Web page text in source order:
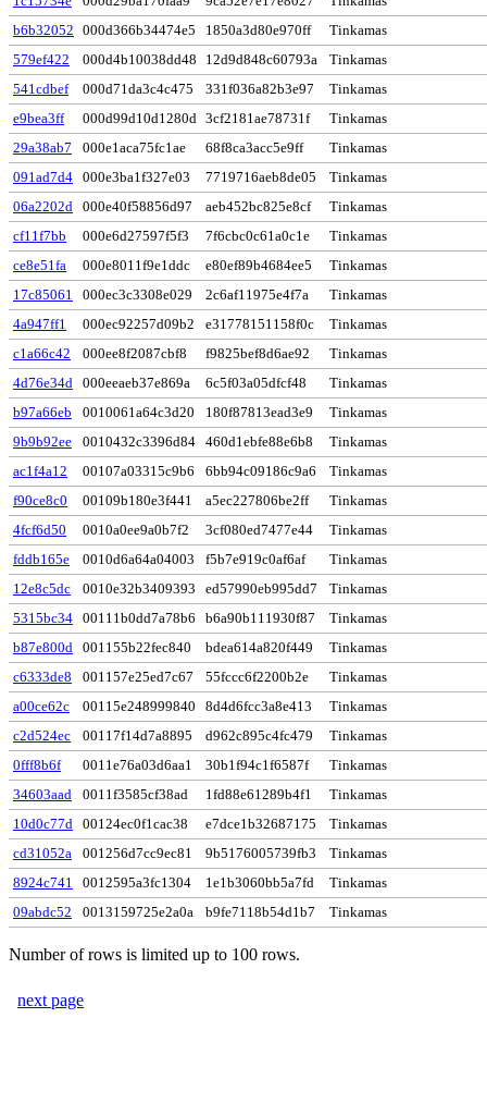
b6b32052 000d366b34474e5 1850a3d80e970ff
Tinkamas
579ef422
000d4b10038dd48 12d9d848c60793a
Tinkamas
541cdbef
000d71da3c4c475 331f036a82b3e97
Tinkamas
e9bea3ff
000d99d10d1280d 3cf2181ae78731f
Tinkamas
29a38ab7
000e1aca75fc1ae 68f8ca3acc5e9ff
Tinkamas
091ad7d4 000e3ba1f327e03 7719716aeb8de05
Tinkamas
06a2202d 000e40f58856d97 aeb452bc825e8cf
Tinkamas
cf11f7bb
000e6d27597f5f3 7f6cbc0c61a0c1e
Tinkamas
ce8e51fa
000e8011f9e1ddc e80ef89b4684ee5
Tinkamas
17c85061
000ec3c3308e029 2c6af11975e4f7a
Tinkamas
4a947ff1
000ec92257d09b2 e31778151158f0c
Tinkamas
c1a66c42
000ee8f2087cbf8 f9825bef8d6ae92
Tinkamas
4d76e34d 000eeaeb37e869a 6c5f03a05dfcf48
Tinkamas
b97a66eb
0010061a64c3d20 180f87813ead3e9
Tinkamas
9b9b92ee
0010432c3396d84 460d1ebfe88e6b8
Tinkamas
ac1f4a12
00107a03315c9b6 6bb94c09186c9a6
Tinkamas
f90ce8c0
00109b180e3f441 a5ec227806be2ff
Tinkamas
4fcf6d50
0010a0ee9a0b7f2 3cf080ed7477e44
Tinkamas
fddb165e
0010d6a64a04003 f5b7e919c0af6af
Tinkamas
12e8c5dc
0010e32b3409393 ed57990eb995dd7
Tinkamas
5315bc34 00111b0dd7a78b6 b6a90b111930f87
Tinkamas
b87e800d 001155b22fec840 bdea614a820f449
Tinkamas
c6333de8
001157e25ed7c67 55fccc6f2200b2e
Tinkamas
a00ce62c
00115e248999840 8d4d6fcc3a8e413
Tinkamas
c2d524ec
00117f14d7a8895 d962c895c4fc479
Tinkamas
0fff8b6f
0011e76a03d6aa1 30b1f94c1f6587f
Tinkamas
34603aad
0011f3585cf38ad 1fd88e61289b4f1
Tinkamas
10d0c77d 00124ec0f1cac38 e7dce1b32687175
Tinkamas
cd31052a
001256d7cc9ec81 9b5176005739fb3
Tinkamas
8924c741
0012595a3fc1304 1e1b3060bb5a7fd
Tinkamas
09abdc52
0013159725e2a0a b9fe7118b54d1b7 Tinkamas
Number of rows is limited up to 100 rows.
next page